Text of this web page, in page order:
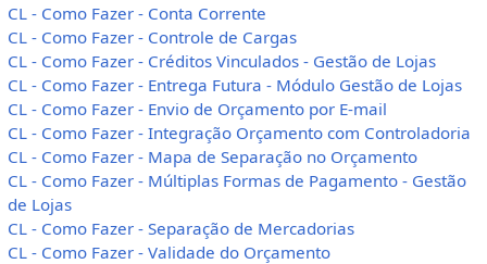
CL - Como Fazer - Conta Corrente
CL - Como Fazer - Controle de Cargas
CL - Como Fazer - Créditos Vinculados - Gestão de Lojas
CL - Como Fazer - Entrega Futura - Módulo Gestão de Lojas
CL - Como Fazer - Envio de Orçamento por E-mail
CL - Como Fazer - Integração Orçamento com Controladoria
CL - Como Fazer - Mapa de Separação no Orçamento
CL - Como Fazer - Múltiplas Formas de Pagamento - Gestão
de Lojas
CL - Como Fazer - Separação de Mercadorias
CL - Como Fazer - Validade do Orçamento